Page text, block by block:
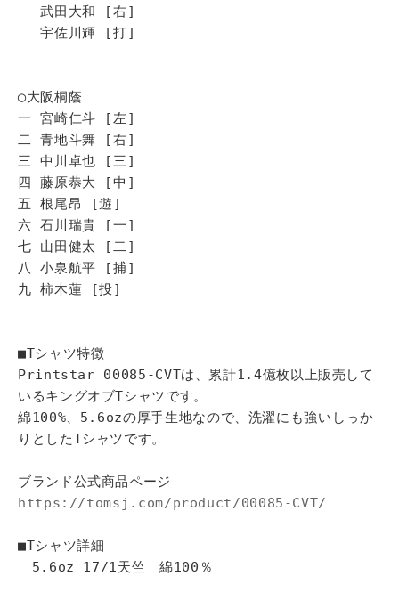
武田大和 [右]
宇佐川輝 [打]
◯大阪桐蔭
一 宮崎仁斗 [左]
二 青地斗舞 [右]
三 中川卓也 [三]
四 藤原恭大 [中]
五 根尾昂 [遊]
六 石川瑞貴 [一]
七 山田健太 [二]
八 小泉航平 [捕]
九 柿木蓮 [投]
■Tシャツ特徴
Printstar 00085-CVTは、累計1.4億枚以上販売して
いるキングオブTシャツです。
綿100%、5.6ozの厚手生地なので、洗濯にも強いしっか
りとしたTシャツです。
ブランド公式商品ページ
https://tomsj.com/product/00085-CVT/
■Tシャツ詳細
5.6oz 17/1天竺 綿100％